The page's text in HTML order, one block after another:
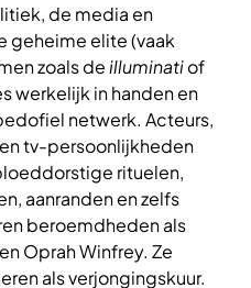
de media en
geheime elite (vaak
zoals deilluminatiof
werkelijk in handen en
netwerk. Acteurs,
tv-persoonlijkheden
rituelen,
aanranden en zelfs
beroemdheden als
Oprah Winfrey. Ze
als verjongingskuur.